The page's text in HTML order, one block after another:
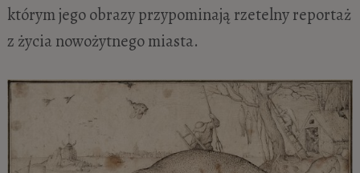
którym jego obrazy przypominają rzetelny reportaż
z życia nowożytnego miasta.